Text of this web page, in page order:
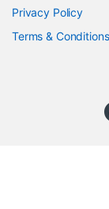
Privacy Policy
Terms & Conditions